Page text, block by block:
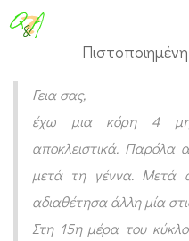
έ
Γεια σας,
έχω μια κόρη 4
αποκλειστικά.
μετά τη γέννα.
αδιαθέτησα άλλη μία
Στη 15η μέρα του